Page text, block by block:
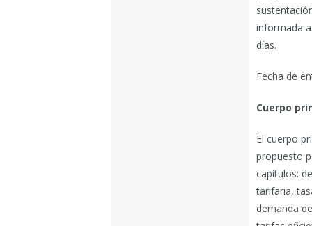
informada
días.
Fecha de
Cuerpo
El cuerpo
propuesto
capítulos:
tarifaria,
demanda